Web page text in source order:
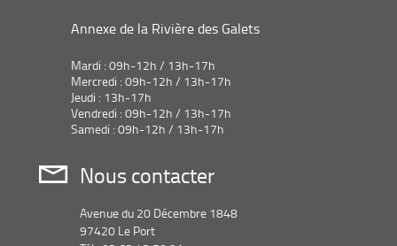
Annexe de la Rivière des Galets
Mardi : 09h-12h / 13h-17h
Mercredi : 09h-12h / 13h-17h
Jeudi : 13h-17h
Vendredi : 09h-12h / 13h-17h
Samedi : 09h-12h / 13h-17h
Nous contacter
Avenue du 20 Décembre 1848
97420 Le Port